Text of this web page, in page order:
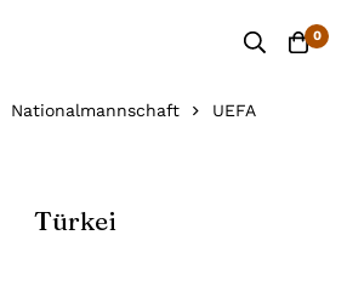
0
Nationalmannschaft UEFA
Türkei